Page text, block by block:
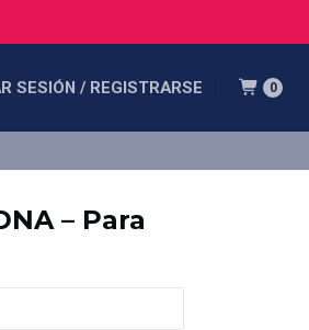
SESIÓN / REGISTRARSE 0
– Para